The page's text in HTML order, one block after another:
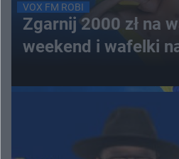
VOX FM ROBI
Zgarnij 2000 zł na
weekend i wafelki